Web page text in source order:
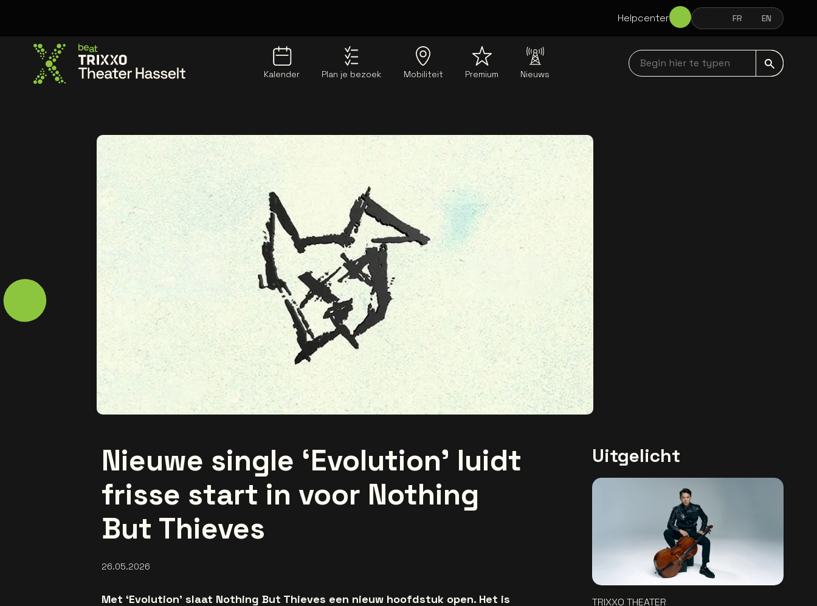
Helpcenter NEDERLANDSFRANÇAIS
FR ENGLISH
EN
Kalender Plan je bezoek Mobiliteit Premium Nieuws
Begin hier te typen navbar
Nieuwe single ‘Evolution’ luidt
frisse start in voor Nothing
But Thieves
26.05.2026
Met ‘Evolution’ slaat Nothing But Thieves een nieuw hoofdstuk open. Het is
Uitgelicht
TRIXXO THEATER